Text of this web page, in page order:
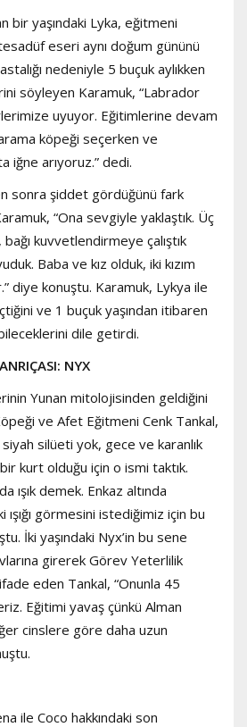
bir yaşındaki Lyka, eğitmeni
eseri aynı doğum gününü
nedeniyle 5 buçuk aylıkken
söyleyen Karamuk, “Labrador
uyuyor. Eğitimlerine devam
köpeği seçerken ve
iğne arıyoruz.” dedi.
sonra şiddet gördüğünü fark
“Ona sevgiyle yaklaştık. Üç
bağı kuvvetlendirmeye çalıştık
Baba ve kız olduk, iki kızım
diye konuştu. Karamuk, Lykya ile
ve 1 buçuk yaşından itibaren
dile getirdi.
NYX
Yunan mitolojisinden geldiğini
ve Afet Eğitmeni Cenk Tankal,
siyah silüeti yok, gece ve karanlık
kurt olduğu için o ismi taktık.
ışık demek. Enkaz altında
ışığı görmesini istediğimiz için bu
İki yaşındaki Nyx’in bu sene
girerek Görev Yeterlilik
ifade eden Tankal, “Onunla 45
Eğitimi yavaş çünkü Alman
cinslere göre daha uzun
ile Coco hakkındaki son